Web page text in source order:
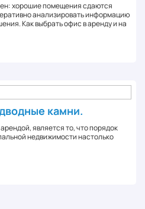
хорошие помещения сдаются
анализировать информацию
Как выбрать офис в аренду и на
камни.
является то, что порядок
недвижимости настолько